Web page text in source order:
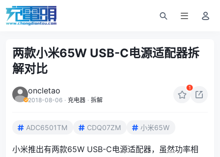
两款小米65W USB-C电源适配器拆
解对比
oncletao
2018-08-06 · 充电器 · 拆解
1
ADC6501TM CDQ07ZM 小米65W
小米推出有两款65W USB-C电源适配器，虽然功率相